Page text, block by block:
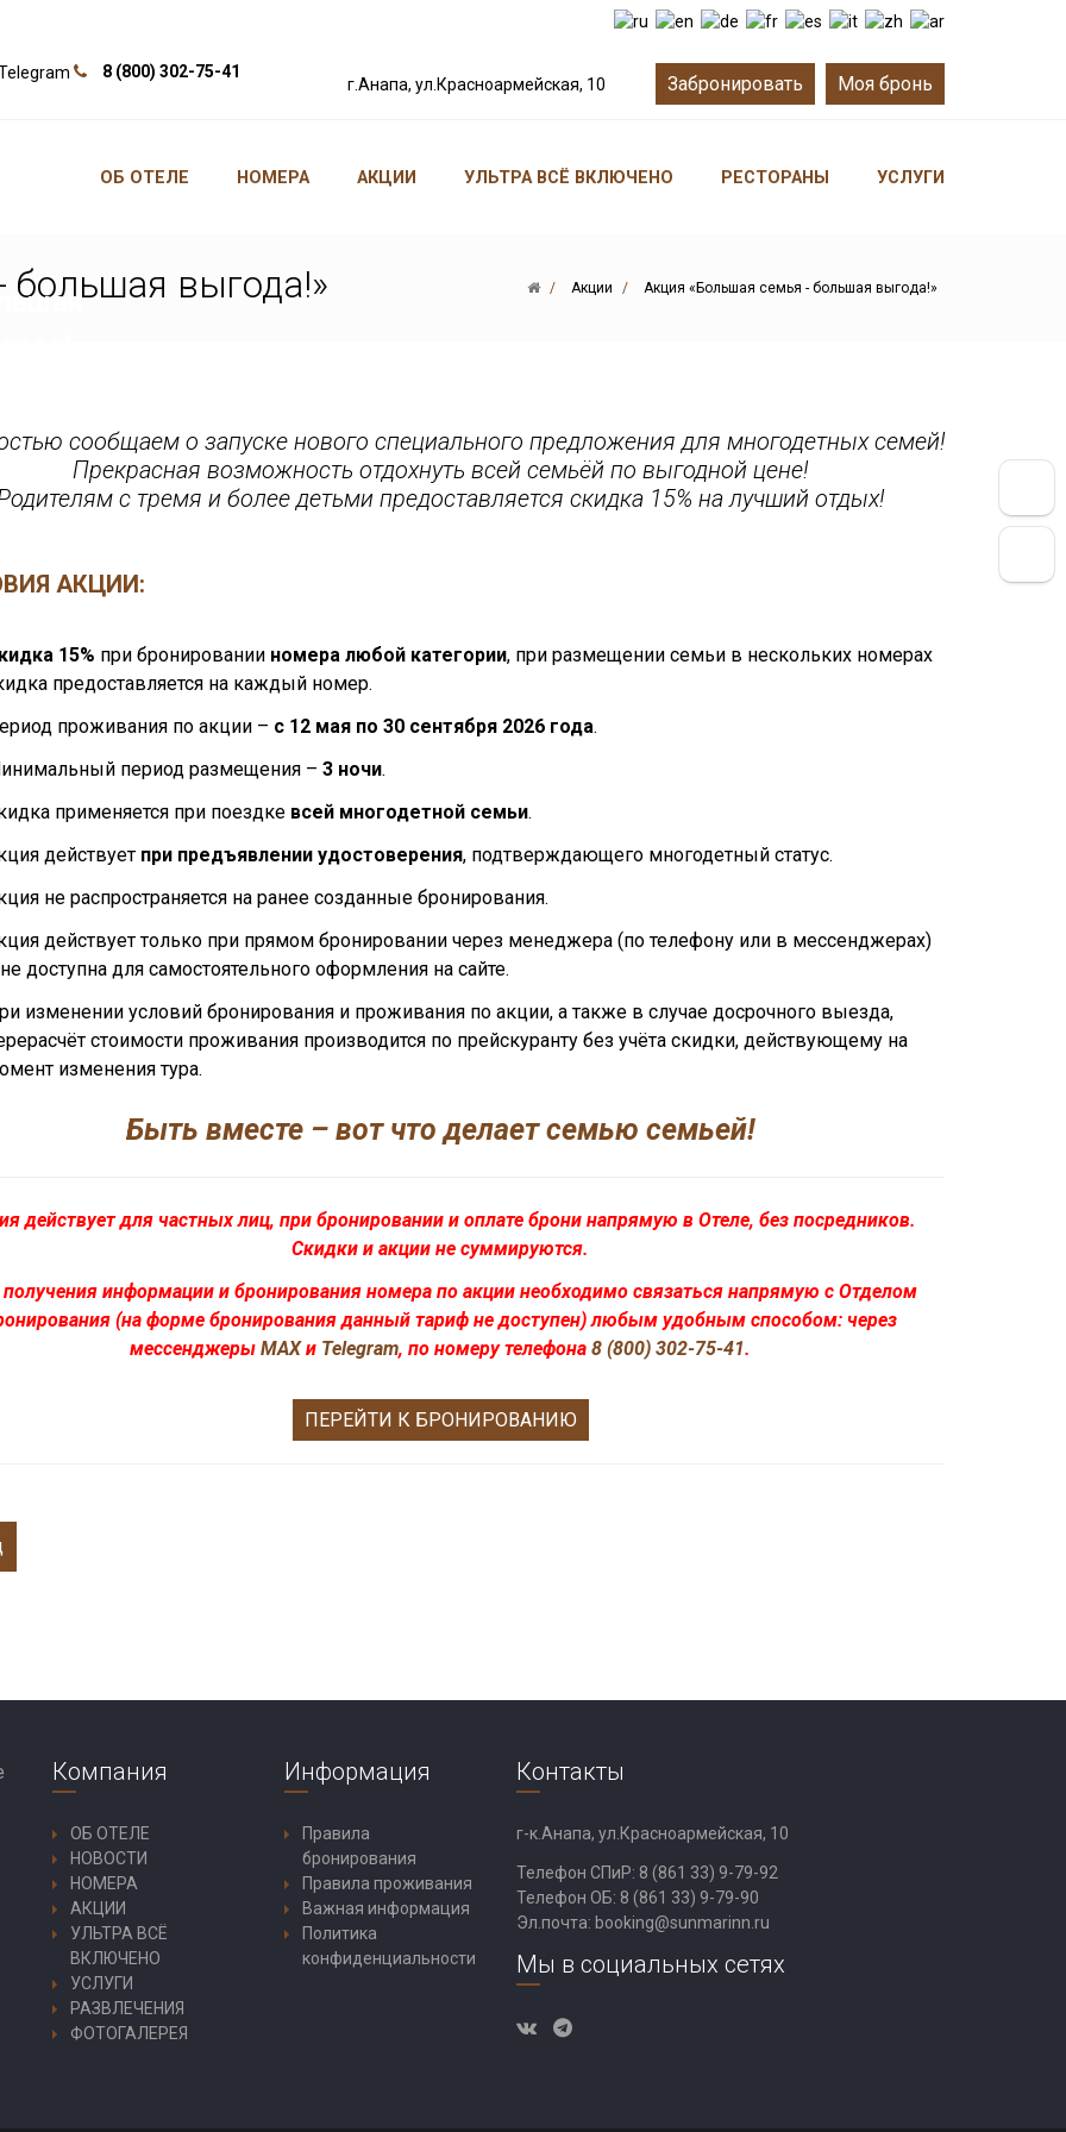
8 (800) 302-75-41
г.Анапа, ул.Красноармейская, 10 Забронировать Моя бронь
ОБ ОТЕЛЕ НОМЕРА АКЦИИ УЛЬТРА ВСЁ ВКЛЮЧЕНО РЕСТОРАНЫ УСЛУГИ
большая выгода!» Акции Акция «Большая семья - большая выгода!»
сообщаем о запуске нового специального предложения для многодетных семей!
Прекрасная возможность отдохнуть всей семьёй по выгодной цене!
с тремя и более детьми предоставляется скидка 15% на лучший отдых!
АКЦИИ:
15% при бронировании номера любой категории, при размещении семьи в нескольких номерах
предоставляется на каждый номер.
проживания по акции – с 12 мая по 30 сентября 2026 года.
период размещения – 3 ночи.
применяется при поездке всей многодетной семьи.
действует при предъявлении удостоверения, подтверждающего многодетный статус.
не распространяется на ранее созданные бронирования.
действует только при прямом бронировании через менеджера (по телефону или в мессенджерах)
доступна для самостоятельного оформления на сайте.
изменении условий бронирования и проживания по акции, а также в случае досрочного выезда,
стоимости проживания производится по прейскуранту без учёта скидки, действующему на
изменения тура.
Быть вместе – вот что делает семью семьей!
действует для частных лиц, при бронировании и оплате брони напрямую в Отеле, без посредников.
Скидки и акции не суммируются.
информации и бронирования номера по акции необходимо связаться напрямую с Отделом
(на форме бронирования данный тариф не доступен) любым удобным способом: через
мессенджерыMAXи Telegram, по номеру телефона8 (800) 302-75-41.
ПЕРЕЙТИ К БРОНИРОВАНИЮ
Компания
ОБ ОТЕЛЕ
НОВОСТИ
НОМЕРА
АКЦИИ
УЛЬТРА ВСЁ
ВКЛЮЧЕНО
УСЛУГИ
РАЗВЛЕЧЕНИЯ
ФОТОГАЛЕРЕЯ
Информация
Правила
бронирования
Правила проживания
Важная информация
Политика
конфиденциальности
Контакты
г-к.Анапа, ул.Красноармейская, 10
Телефон СПиР: 8 (861 33) 9-79-92
Телефон ОБ: 8 (861 33) 9-79-90
Эл.почта: booking@sunmarinn.ru
Мы в социальных сетях